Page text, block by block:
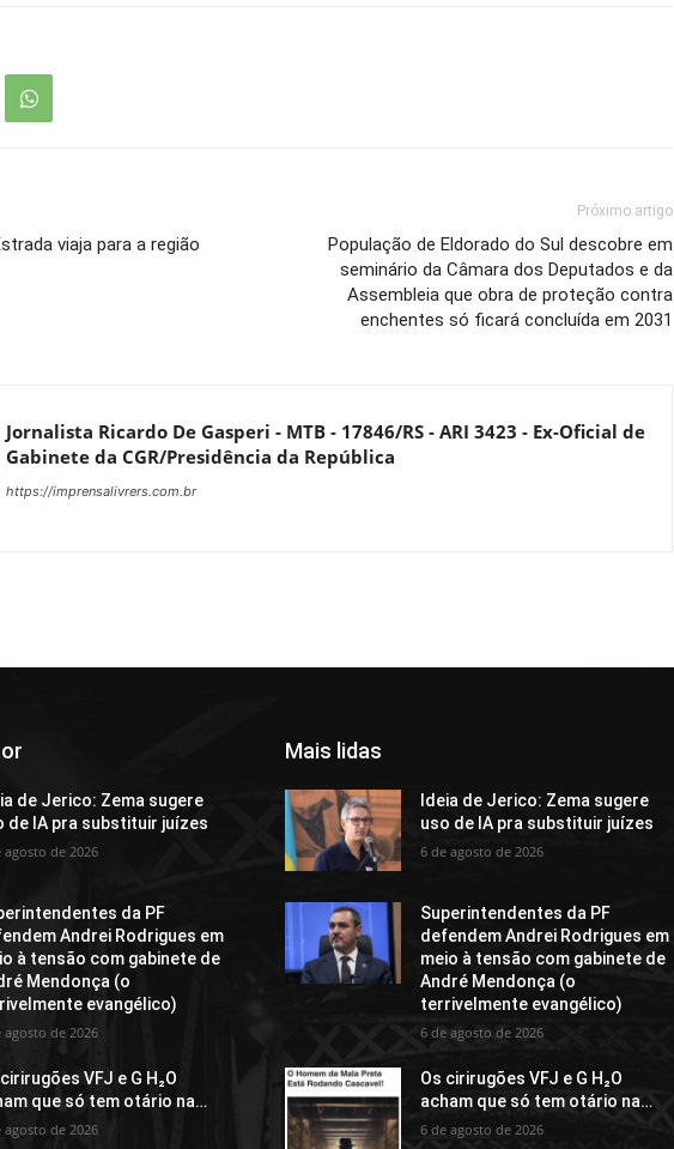
viaja para a região
Próximo artigo
População de Eldorado do Sul descobre em
seminário da Câmara dos Deputados e da
Assembleia que obra de proteção contra
enchentes só ficará concluída em 2031
Jornalista Ricardo De Gasperi - MTB - 17846/RS - ARI 3423 - Ex-Oficial de
Gabinete da CGR/Presidência da República
https://imprensalivrers.com.br
de Jerico: Zema sugere
de IA pra substituir juízes
agosto de 2026
da PF
Andrei Rodrigues em
à tensão com gabinete de
Mendonça (o
evangélico)
agosto de 2026
VFJ e G H₂O
que só tem otário na…
agosto de 2026
Mais lidas
Ideia de Jerico: Zema sugere
uso de IA pra substituir juízes
6 de agosto de 2026
Superintendentes da PF
defendem Andrei Rodrigues em
meio à tensão com gabinete de
André Mendonça (o
terrivelmente evangélico)
6 de agosto de 2026
Os cirirugões VFJ e G H₂O
acham que só tem otário na…
6 de agosto de 2026